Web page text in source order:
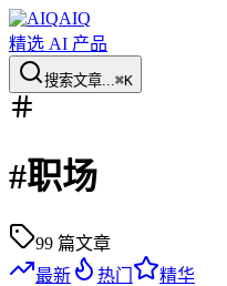
AIQ
精选 AI 产品
搜索文章...⌘K
#职场
99 篇文章
最新
热门 精华